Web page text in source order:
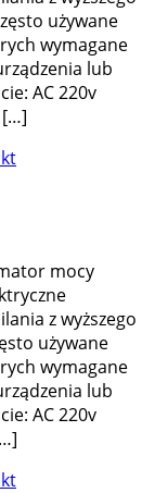
używane
wymagane
lub
AC 220v
[…]
mocy
z wyższego
używane
wymagane
lub
AC 220v